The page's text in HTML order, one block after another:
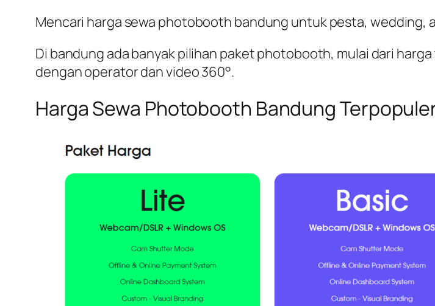
Mencari harga sewa photobooth bandung untuk pesta, wedding,
Di bandung ada banyak pilihan paket photobooth, mulai dari
dengan operator dan video 360°.
Harga Sewa Photobooth Bandung